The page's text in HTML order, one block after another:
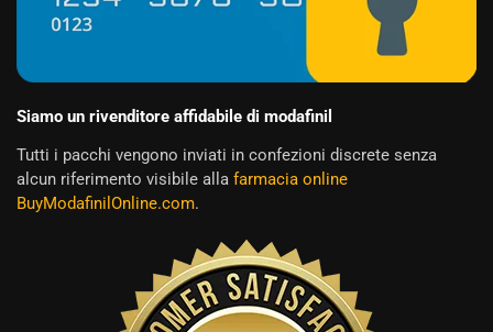
Siamo un rivenditore affidabile di modafinil
Tutti i pacchi vengono inviati in confezioni discrete senza
alcun riferimento visibile alla farmacia online
BuyModafinilOnline.com.